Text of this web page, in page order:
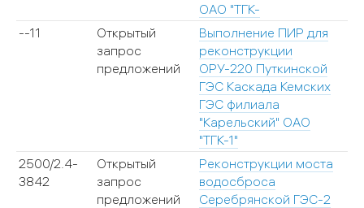
ОАО "ТГК-
--11
Открытый
запрос
предложений
Выполнение ПИР для
реконструкции
ОРУ-220 Путкинской
ГЭС Каскада Кемских
ГЭС филиала
"Карельский" ОАО
"ТГК-1"
2500/2.4-
3842
Открытый
запрос
предложений
Реконструкции моста
водосброса
Серебрянской ГЭС-2